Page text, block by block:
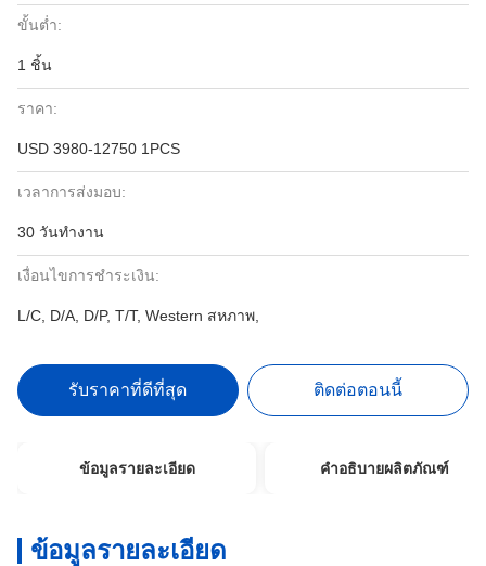
ขั้นต่ำ:
1 ชิ้น
ราคา:
USD 3980-12750 1PCS
เวลาการส่งมอบ:
30 วันทำงาน
เงื่อนไขการชำระเงิน:
L/C, D/A, D/P, T/T, Western สหภาพ,
รับราคาที่ดีที่สุด ติดต่อตอนนี้
ข้อมูลรายละเอียด คำอธิบายผลิตภัณฑ์
ข้อมูลรายละเอียด